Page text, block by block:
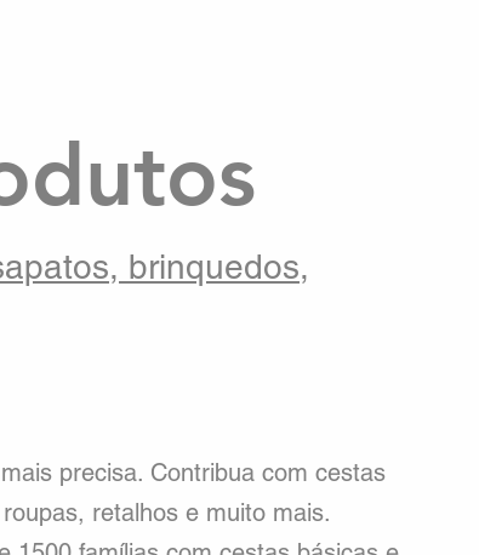
brinquedos,
precisa. Contribua com cestas
retalhos e muito mais.